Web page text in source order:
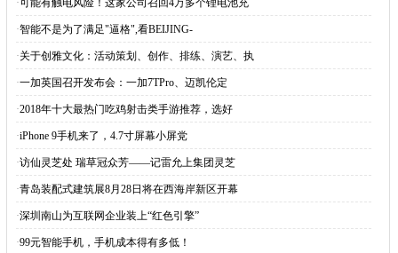
·可能有触电风险！这家公司召回4万多个锂电池充
·智能不是为了满足"逼格",看BEIJING-
·关于创雅文化：活动策划、创作、排练、演艺、执
·一加英国召开发布会：一加7TPro、迈凯伦定
·2018年十大最热门吃鸡射击类手游推荐，选好
·iPhone 9手机来了，4.7寸屏幕小屏党
·访仙灵芝处 瑞草冠众芳——记雷允上集团灵芝
·青岛装配式建筑展8月28日将在西海岸新区开幕
·深圳南山为互联网企业装上“红色引擎”
·99元智能手机，手机成本得有多低！